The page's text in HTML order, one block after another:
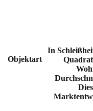
Objektart
In